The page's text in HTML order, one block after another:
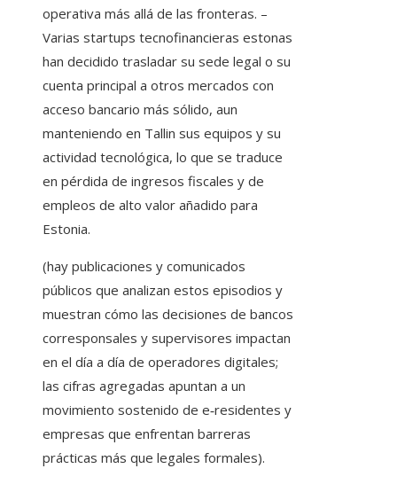
operativa más allá de las fronteras. –
Varias startups tecnofinancieras estonas
han decidido trasladar su sede legal o su
cuenta principal a otros mercados con
acceso bancario más sólido, aun
manteniendo en Tallin sus equipos y su
actividad tecnológica, lo que se traduce
en pérdida de ingresos fiscales y de
empleos de alto valor añadido para
Estonia.
(hay publicaciones y comunicados
públicos que analizan estos episodios y
muestran cómo las decisiones de bancos
corresponsales y supervisores impactan
en el día a día de operadores digitales;
las cifras agregadas apuntan a un
movimiento sostenido de e‑residentes y
empresas que enfrentan barreras
prácticas más que legales formales).